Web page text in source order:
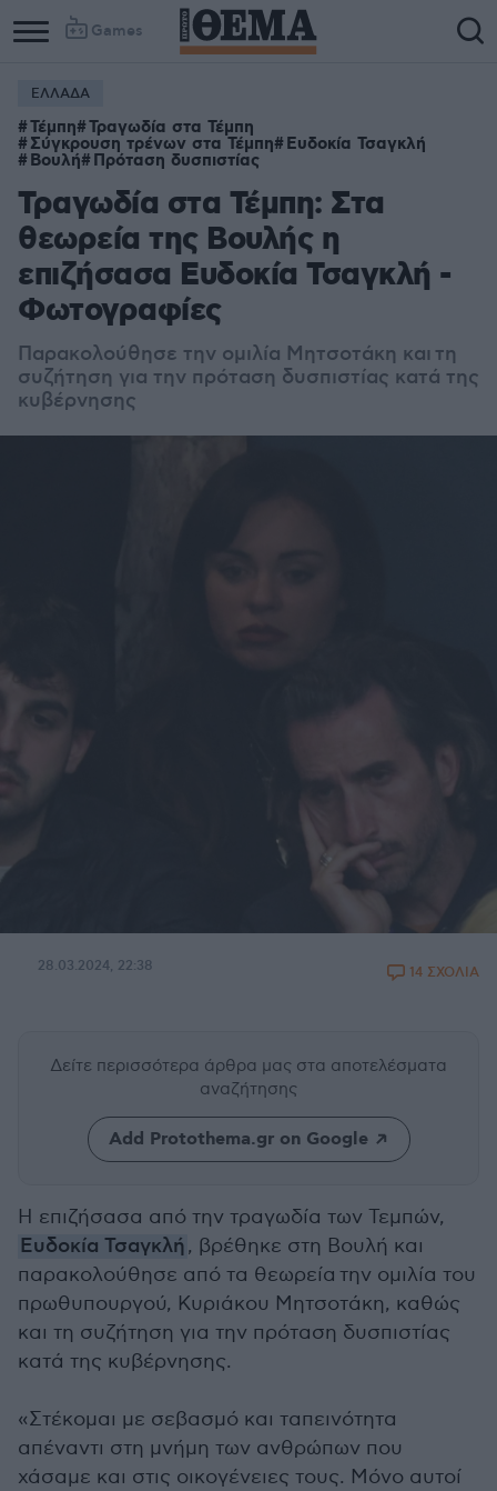
Games
ΕΛΛΑΔΑ
Τέμπη Τραγωδία στα Τέμπη
Σύγκρουση τρένων στα Τέμπη Ευδοκία Τσαγκλή
Βουλή Πρόταση δυσπιστίας
Τραγωδία στα Τέμπη: Στα
θεωρεία της Βουλής η
επιζήσασα Ευδοκία Τσαγκλή -
Φωτογραφίες
Παρακολούθησε την ομιλία Μητσοτάκη και τη
συζήτηση για την πρόταση δυσπιστίας κατά της
κυβέρνησης
28.03.2024, 22:38 14 ΣΧΟΛΙΑ
Δείτε περισσότερα άρθρα μας στα αποτελέσματα
αναζήτησης
Add Protothema.gr on Google
Η επιζήσασα από την τραγωδία των Τεμπών,
Ευδοκία Τσαγκλή, βρέθηκε στη Βουλή και
παρακολούθησε από τα θεωρεία την ομιλία του
πρωθυπουργού, Κυριάκου Μητσοτάκη, καθώς
και τη συζήτηση για την πρόταση δυσπιστίας
κατά της κυβέρνησης.
«Στέκομαι με σεβασμό και ταπεινότητα
απέναντι στη μνήμη των ανθρώπων που
χάσαμε και στις οικογένειες τους. Μόνο αυτοί